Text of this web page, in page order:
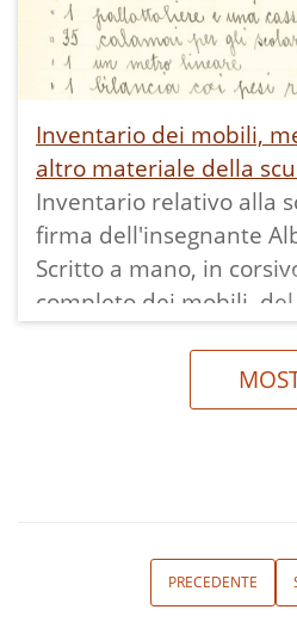
Inventario dei mobili,
altro materiale della
Inventario relativo alla
firma dell'insegnante
Scritto a mano, in
completo dei mobili, del
d'arredo e
PRECEDENTE